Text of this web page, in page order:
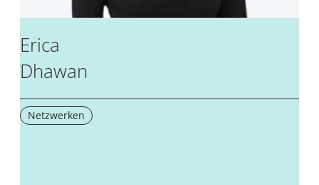
Erica
Dhawan
Netzwerken